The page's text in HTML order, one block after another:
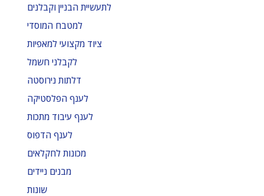
לתעשיית הבניין וקבלנים
למטבח המוסדי
ציוד מקצועי למאפיות
לקבלני חשמל
דלתות נירוסטה
לענף הפלסטיקה
לענף עיבוד מתכות
לענף הדפוס
מכונות לחקלאים
מבנים ניידים
שונות